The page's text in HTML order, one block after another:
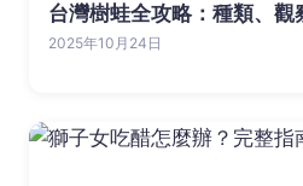
台灣樹蛙全攻略：種類、觀
2025年10月24日